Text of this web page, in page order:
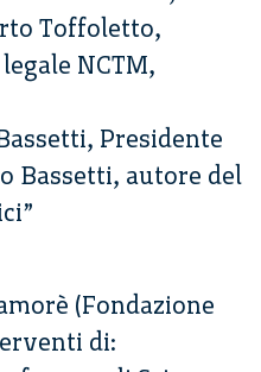
Toffoletto,
NCTM,
Presidente
Bassetti, autore del
(Fondazione
di: